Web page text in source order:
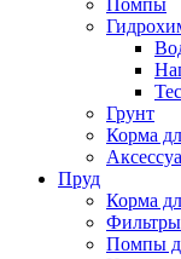
Грунт
Корма
Пруд
Корма
Фильтры
Помпы